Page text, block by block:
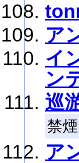
ア
イ
ン
巡
禁
ア